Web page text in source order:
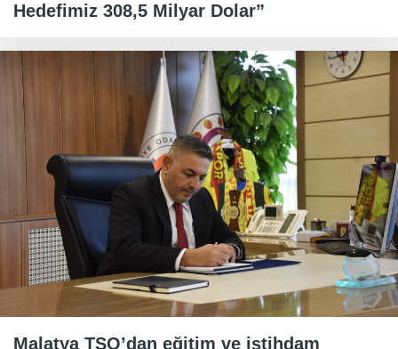
Hedefimiz 308,5 Milyar Dolar”
Malatya TSO’dan eğitim ve istihdam